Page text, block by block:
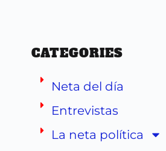
CATEGORIES
Neta del día
Entrevistas
La neta política